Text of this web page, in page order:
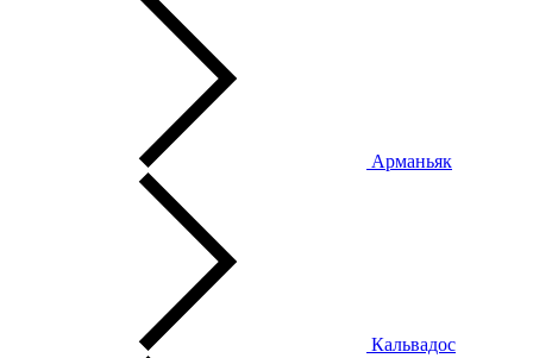
Арманьяк
Кальвадос